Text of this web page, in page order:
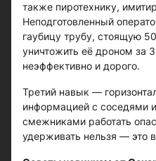
также пиротехнику,
Неподготовленный
гаубицу трубу, стоящую
уничтожить её дроном за
неэффективно и дорого.
Третий навык —
информацией с соседями
смежниками работать
удерживать нельзя — это